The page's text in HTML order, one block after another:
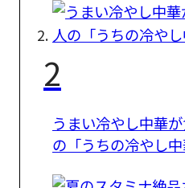
2
うまい冷やし中華
の「うちの冷やし